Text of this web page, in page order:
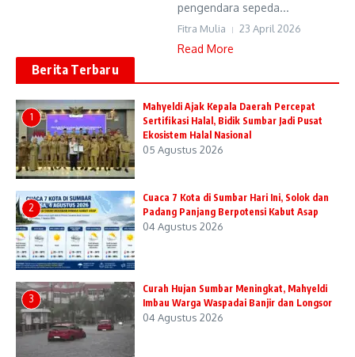
pengendara sepeda...
Fitra Mulia 23 April 2026
Read More
Berita Terbaru
1
Mahyeldi Ajak Kepala Daerah Percepat
Sertifikasi Halal, Bidik Sumbar Jadi Pusat
Ekosistem Halal Nasional
05 Agustus 2026
2
Cuaca 7 Kota di Sumbar Hari Ini, Solok dan
Padang Panjang Berpotensi Kabut Asap
04 Agustus 2026
3
Curah Hujan Sumbar Meningkat, Mahyeldi
Imbau Warga Waspadai Banjir dan Longsor
04 Agustus 2026